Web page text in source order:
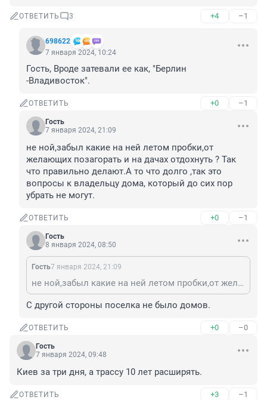
ОТВЕТИТЬ 3 +4 –1
698622
7 января 2024, 10:24
Гость, Вроде затевали ее как, "Берлин
-Владивосток".
ОТВЕТИТЬ +0 –1
Гость
7 января 2024, 21:09
не ной,забыл какие на ней летом пробки,от
желающих позагорать и на дачах отдохнуть ? Так
что правильно делают.А то что долго ,так это
вопросы к владельцу дома, который до сих пор
убрать не могут.
ОТВЕТИТЬ +0 –1
Гость
8 января 2024, 08:50
Гость7 января 2024, 21:09
не ной,забыл какие на ней летом пробки,от желающих позагорать и на дачах отдохнуть ? Так что правильно делают.А то что долго ,так это вопросы к владельцу дома, который до сих пор убрать не могут.
С другой стороны поселка не было домов.
ОТВЕТИТЬ +0 –0
Гость
7 января 2024, 09:48
Киев за три дня, а трассу 10 лет расширять.
ОТВЕТИТЬ +3 –1